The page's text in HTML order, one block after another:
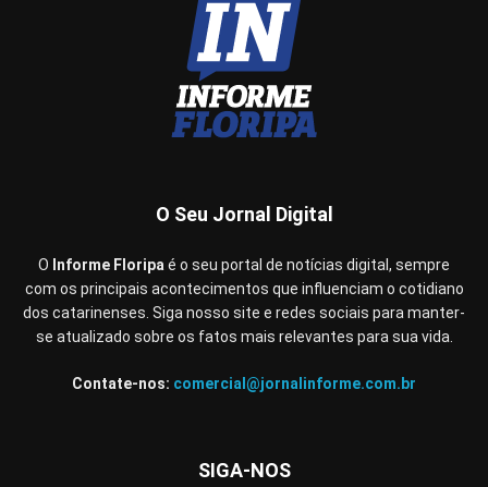
O Seu Jornal Digital
O Informe Floripaé o seu portal de notícias digital, sempre
com os principais acontecimentos que influenciam o cotidiano
dos catarinenses. Siga nosso site e redes sociais para manter-
se atualizado sobre os fatos mais relevantes para sua vida.
Contate-nos: comercial@jornalinforme.com.br
SIGA-NOS